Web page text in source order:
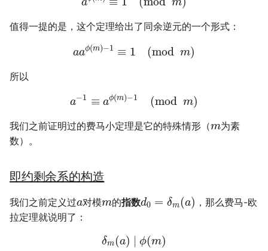
a m
值得一提的是，这个定理给出了同余逆元的一个形式：
aaϕ(m)−1 ≡ 1 (mod m)
所以
a−1 ≡ aϕ(m)−1 (mod m)
我们之前证明过的费马小定理是它的特殊情形（m为素
数）。
即约剩余系的构造
我们之前定义过a对模m的指数d0 = δm(a) ，那么费马-欧
拉定理就说明了：
δm(a) ∣ ϕ(m)